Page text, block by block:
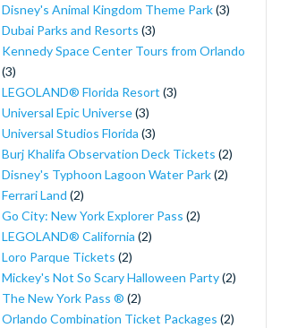
Disney's Animal Kingdom Theme Park(3)
Dubai Parks and Resorts (3)
Kennedy Space Center Tours from Orlando
(3)
LEGOLAND® Florida Resort (3)
Universal Epic Universe(3)
Universal Studios Florida (3)
Burj Khalifa Observation Deck Tickets (2)
Disney's Typhoon Lagoon Water Park(2)
Ferrari Land (2)
Go City: New York Explorer Pass (2)
LEGOLAND® California (2)
Loro Parque Tickets (2)
Mickey's Not So Scary Halloween Party(2)
The New York Pass ® (2)
Orlando Combination Ticket Packages (2)